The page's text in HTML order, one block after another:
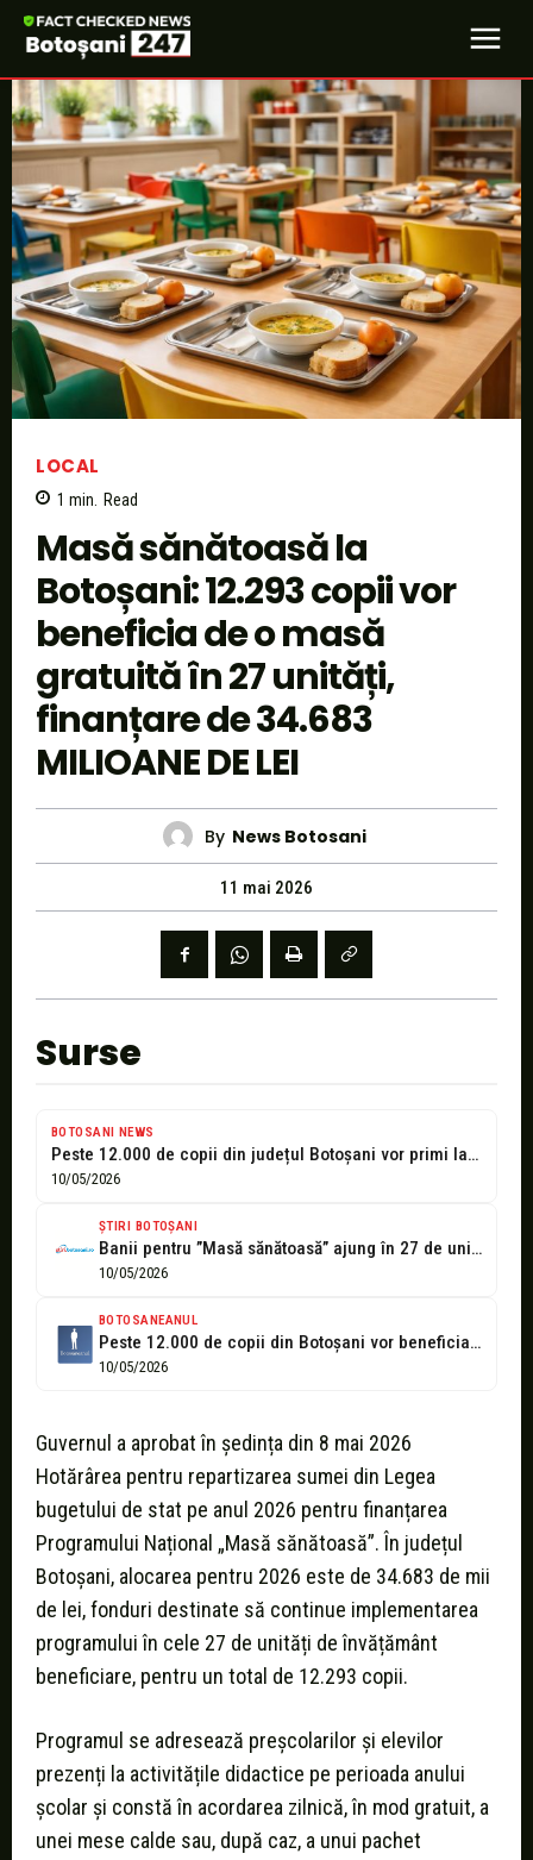
LOCAL
1 min. Read
Masă sănătoasă la
Botoșani: 12.293 copii vor
beneficia de o masă
gratuită în 27 unități,
finanțare de 34.683
MILIOANE DE LEI
By News Botosani
11 mai 2026
Surse
BOTOSANI NEWS
Peste 12.000 de copii din județul Botoșani vor primi la școală o...
10/05/2026
ȘTIRI BOTOȘANI
Banii pentru ”Masă sănătoasă” ajung în 27 de unități de învățământ din...
10/05/2026
BOTOSANEANUL
Peste 12.000 de copii din Botoșani vor beneficia și în 2026 de...
10/05/2026
Guvernul a aprobat în ședința din 8 mai 2026
Hotărârea pentru repartizarea sumei din Legea
bugetului de stat pe anul 2026 pentru finanțarea
Programului Național „Masă sănătoasă”. În județul
Botoșani, alocarea pentru 2026 este de 34.683 de mii
de lei, fonduri destinate să continue implementarea
programului în cele 27 de unități de învățământ
beneficiare, pentru un total de 12.293 copii.
Programul se adresează preșcolarilor și elevilor
prezenți la activitățile didactice pe perioada anului
școlar și constă în acordarea zilnică, în mod gratuit, a
unei mese calde sau, după caz, a unui pachet